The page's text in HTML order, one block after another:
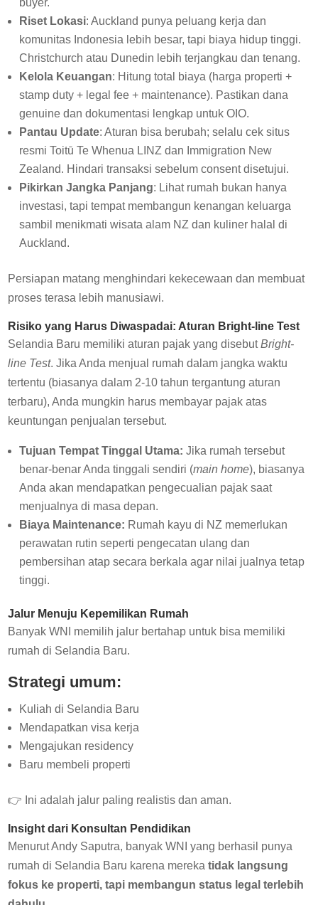
Riset Lokasi: Auckland punya peluang kerja dan
komunitas Indonesia lebih besar, tapi biaya hidup tinggi.
Christchurch atau Dunedin lebih terjangkau dan tenang.
Kelola Keuangan: Hitung total biaya (harga properti +
stamp duty + legal fee + maintenance). Pastikan dana
genuine dan dokumentasi lengkap untuk OIO.
Pantau Update: Aturan bisa berubah; selalu cek situs
resmi Toitū Te Whenua LINZ dan Immigration New
Zealand. Hindari transaksi sebelum consent disetujui.
Pikirkan Jangka Panjang: Lihat rumah bukan hanya
investasi, tapi tempat membangun kenangan keluarga
sambil menikmati wisata alam NZ dan kuliner halal di
Auckland.
Persiapan matang menghindari kekecewaan dan membuat
proses terasa lebih manusiawi.
Risiko yang Harus Diwaspadai: Aturan Bright-line Test
Selandia Baru memiliki aturan pajak yang disebutBright-
line Test. Jika Anda menjual rumah dalam jangka waktu
tertentu (biasanya dalam 2-10 tahun tergantung aturan
terbaru), Anda mungkin harus membayar pajak atas
keuntungan penjualan tersebut.
Tujuan Tempat Tinggal Utama: Jika rumah tersebut
benar-benar Anda tinggali sendiri (main home), biasanya
Anda akan mendapatkan pengecualian pajak saat
menjualnya di masa depan.
Biaya Maintenance: Rumah kayu di NZ memerlukan
perawatan rutin seperti pengecatan ulang dan
pembersihan atap secara berkala agar nilai jualnya tetap
tinggi.
Jalur Menuju Kepemilikan Rumah
Banyak WNI memilih jalur bertahap untuk bisa memiliki
rumah di Selandia Baru.
Strategi umum:
Kuliah di Selandia Baru
Mendapatkan visa kerja
Mengajukan residency
Baru membeli properti
👉 Ini adalah jalur paling realistis dan aman.
Insight dari Konsultan Pendidikan
MenurutAndy Saputra, banyak WNI yang berhasil punya
rumah di Selandia Baru karena merekatidak langsung
fokus ke properti, tapi membangun status legal terlebih